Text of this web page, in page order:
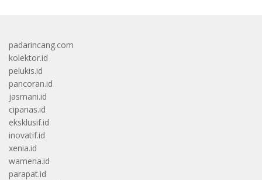
padarincang.com
kolektor.id
pelukis.id
pancoran.id
jasmani.id
cipanas.id
eksklusif.id
inovatif.id
xenia.id
wamena.id
parapat.id